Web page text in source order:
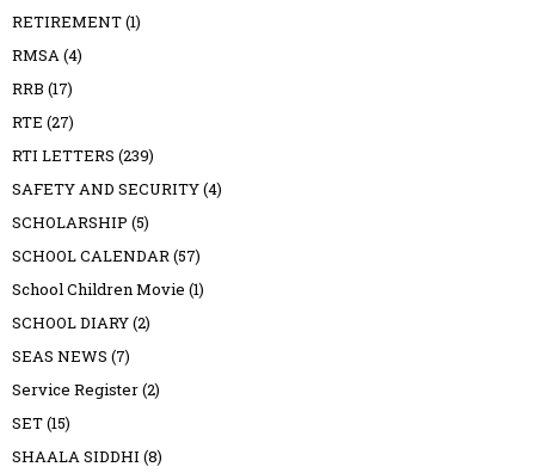
RETIREMENT(1)
RMSA(4)
RRB (17)
RTE (27)
RTI LETTERS (239)
SAFETY AND SECURITY(4)
SCHOLARSHIP (5)
SCHOOL CALENDAR(57)
School Children Movie (1)
SCHOOL DIARY(2)
SEAS NEWS (7)
Service Register(2)
SET(15)
SHAALA SIDDHI (8)